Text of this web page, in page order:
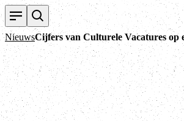
NieuwsCijfers van Culturele Vacatures op